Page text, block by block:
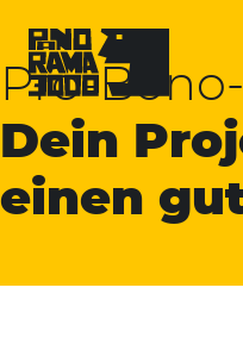
content
Pro-
Dein
einen